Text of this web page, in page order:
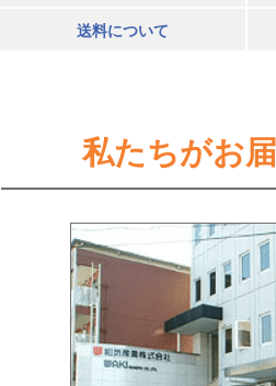
送料について
私たちがお